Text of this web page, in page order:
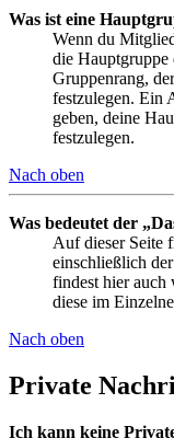
Was ist eine
Wenn du
die Hauptgruppe
Gruppenrang,
festzulegen. Ein
geben, deine
festzulegen.
Nach oben
Was bedeutet der
Auf dieser Seite
einschließlich
findest hier auch
diese im
Nach oben
Private
Ich kann keine